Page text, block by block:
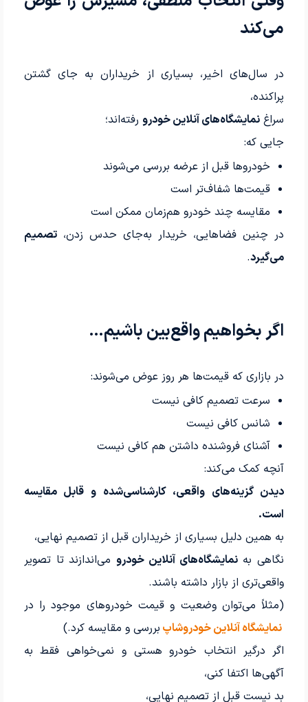
می‌کند
در سال‌های اخیر، بسیاری از خریداران به جای گشتن
پراکنده،
سراغ نمایشگاه‌های آنلاین خودرو رفته‌اند؛
جایی که:
خودروها قبل از عرضه بررسی می‌شوند
قیمت‌ها شفاف‌تر است
مقایسه چند خودرو هم‌زمان ممکن است
در چنین فضاهایی، خریدار به‌جای حدس زدن،تصمیم
می‌گیرد.
اگر بخواهیم واقع‌بین باشیم…
در بازاری که قیمت‌ها هر روز عوض می‌شوند:
سرعت تصمیم کافی نیست
شانس کافی نیست
آشنای فروشنده داشتن هم کافی نیست
آنچه کمک می‌کند:
دیدن گزینه‌های واقعی، کارشناسی‌شده و قابل مقایسه
است.
به همین دلیل بسیاری از خریداران قبل از تصمیم نهایی،
نگاهی بهنمایشگاه‌های آنلاین خودرو می‌اندازند تا تصویر
واقعی‌تری از بازار داشته باشند.
(مثلاً می‌توان وضعیت و قیمت خودروهای موجود را در
نمایشگاه آنلاین خودروشاپ بررسی و مقایسه کرد.)
اگر درگیر انتخاب خودرو هستی و نمی‌خواهی فقط به
آگهی‌ها اکتفا کنی،
بد نیست قبل از تصمیم نهایی،